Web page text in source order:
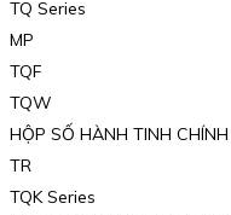
TQ Series
MP
TQF
TQW
HỘP SỐ HÀNH TINH
TR
TQK Series